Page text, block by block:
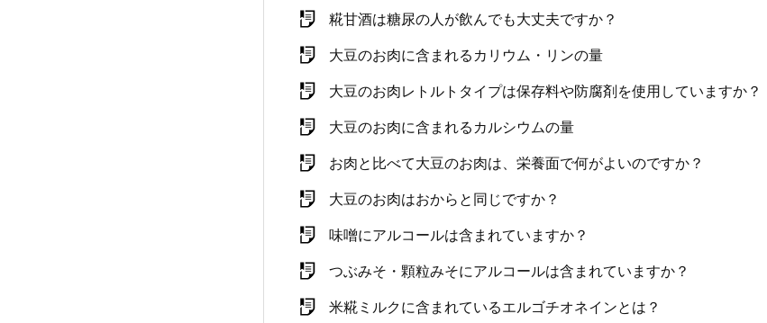
糀甘酒は糖尿の人が飲んでも大丈夫ですか？
大豆のお肉に含まれるカリウム・リンの量
大豆のお肉レトルトタイプは保存料や防腐剤を使用していますか？
大豆のお肉に含まれるカルシウムの量
お肉と比べて大豆のお肉は、栄養面で何がよいのですか？
大豆のお肉はおからと同じですか？
味噌にアルコールは含まれていますか？
つぶみそ・顆粒みそにアルコールは含まれていますか？
米糀ミルクに含まれているエルゴチオネインとは？